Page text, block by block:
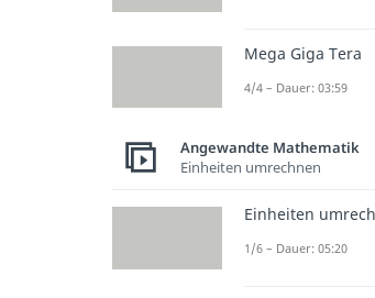
Mega Giga Tera
4/4 – Dauer: 03:59
Angewandte Mathematik
Einheiten umrechnen
Einheiten
1/6 – Dauer: 05:20